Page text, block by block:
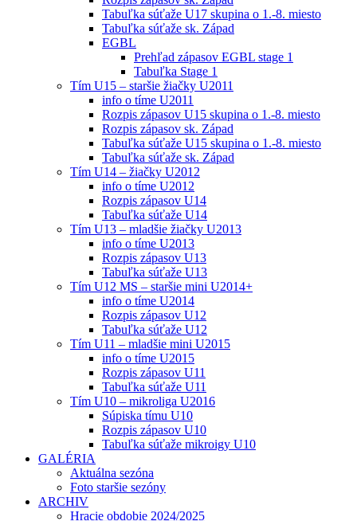
Tabuľka súťaže U17 skupina o 1.-8. miesto
Tabuľka súťaže sk. Západ
EGBL
Prehľad zápasov EGBL stage 1
Tabuľka Stage 1
Tím U15 – staršie žiačky U2011
info o tíme U2011
Rozpis zápasov U15 skupina o 1.-8. miesto
Rozpis zápasov sk. Západ
Tabuľka súťaže U15 skupina o 1.-8. miesto
Tabuľka súťaže sk. Západ
Tím U14 – žiačky U2012
info o tíme U2012
Rozpis zápasov U14
Tabuľka súťaže U14
Tím U13 – mladšie žiačky U2013
info o tíme U2013
Rozpis zápasov U13
Tabuľka súťaže U13
Tím U12 MS – staršie mini U2014+
info o tíme U2014
Rozpis zápasov U12
Tabuľka súťaže U12
Tím U11 – mladšie mini U2015
info o tíme U2015
Rozpis zápasov U11
Tabuľka súťaže U11
Tím U10 – mikroliga U2016
Súpiska tímu U10
Rozpis zápasov U10
Tabuľka súťaže mikroigy U10
GALÉRIA
Aktuálna sezóna
Foto staršie sezóny
ARCHIV
Hracie obdobie 2024/2025